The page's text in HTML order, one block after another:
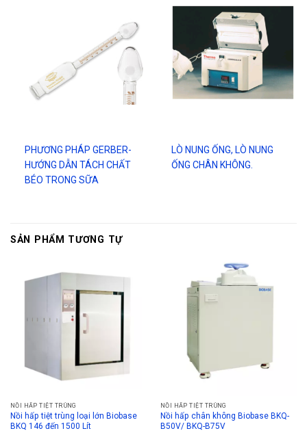
PHƯƠNG PHÁP GERBER-
HƯỚNG DẪN TÁCH CHẤT
BÉO TRONG SỮA
LÒ NUNG ỐNG, LÒ NUNG
ỐNG CHÂN KHÔNG.
SẢN PHẨM TƯƠNG TỰ
NỒI HẤP TIỆT TRÙNG
Nồi hấp tiệt trùng loại lớn Biobase
BKQ 146 đến 1500 Lít
NỒI HẤP TIỆT TRÙNG
Nồi hấp chân không Biobase BKQ-
B50V/ BKQ-B75V